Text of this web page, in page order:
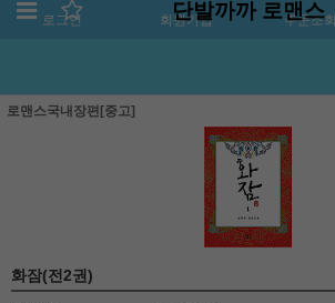
로그인 회원가입 주문조회
단발까까 로맨스
로맨스국내장편[중고]
화잠(전2권)